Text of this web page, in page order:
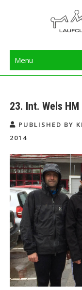
Menu
23. Int. Wels HM
PUBLISHED BY
2014